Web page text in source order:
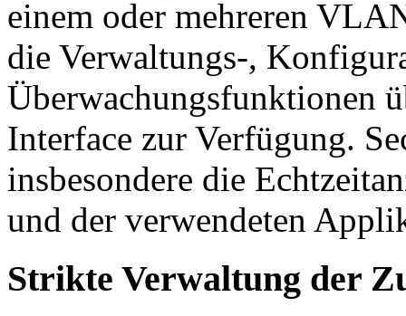
einem oder mehreren
die Verwaltungs-,
Überwachungsfunktionen
Interface zur Verfügung.
insbesondere die
und der verwendeten
Strikte Verwaltung der